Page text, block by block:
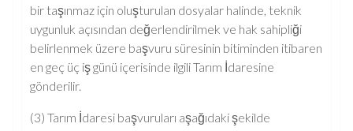
bir taşınmaz için oluşturulan dosyalar halinde, teknik
uygunluk açısından değerlendirilmek ve hak sahipliği
belirlenmek üzere başvuru süresinin bitiminden itibaren
en geç üç iş günü içerisinde ilgili Tarım İdaresine
gönderilir.
(3) Tarım İdaresi başvuruları aşağıdaki şekilde